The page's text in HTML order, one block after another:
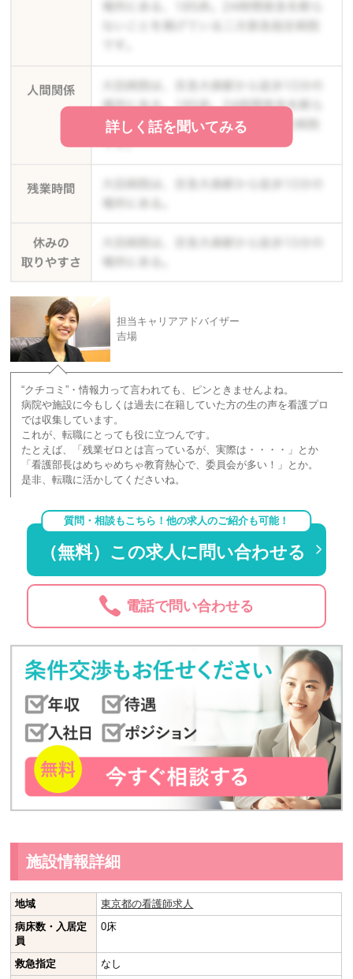
詳しく話を聞いてみる
担当キャリアアドバイザー
吉場
“クチコミ”・情報力って言われても、ピンときませんよね。
病院や施設に今もしくは過去に在籍していた方の生の声を看護プロ
では収集しています。
これが、転職にとっても役に立つんです。
たとえば、「残業ゼロとは言っているが、実際は・・・・」とか
「看護部長はめちゃめちゃ教育熱心で、委員会が多い！」とか。
是非、転職に活かしてくださいね。
質問・相談もこちら！他の求人のご紹介も可能！
（無料）この求人に問い合わせる
電話で問い合わせる
施設情報詳細
地域
東京都の看護師求人
病床数・入居定
員
0床
救急指定
なし